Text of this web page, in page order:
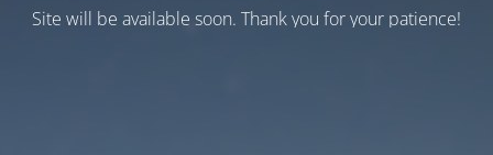
Site will be available soon. Thank you for your patience!